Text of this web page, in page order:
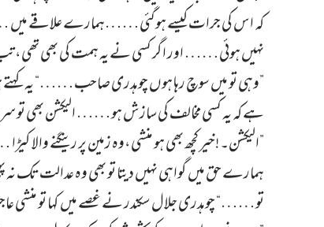
کہ اس کی جرات کیسے ہوگئی……ہمارے علاقے میں
نہیں ہوئی…… اور اگر کسی نے یہ ہمت کی بھی تھی،
”وہی تو میں سوچ رہا ہوں چوہدری صاحب……“ یہ کہتے
ہے کہ یہ کسی مخالف کی سازش ہو…… الیکشن بھی تو
”الیکشن۔!خیر کچھ بھی ہو منشی،وہ زمین پر رینگنے
ہمارے حق میں گواہی نہیں دیتا تو بھی وہ عدالت تک
تو……“ چوہدری جلال سکندر نے غصے میں کہا تو منشی